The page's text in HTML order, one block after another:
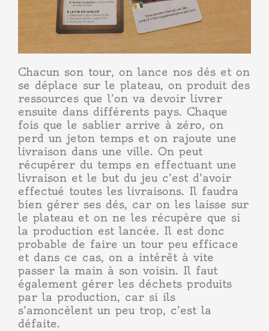
Chacun son tour, on lance nos dés et on
se déplace sur le plateau, on produit des
ressources que l’on va devoir livrer
ensuite dans différents pays. Chaque
fois que le sablier arrive à zéro, on
perd un jeton temps et on rajoute une
livraison dans une ville. On peut
récupérer du temps en effectuant une
livraison et le but du jeu c’est d’avoir
effectué toutes les livraisons. Il faudra
bien gérer ses dés, car on les laisse sur
le plateau et on ne les récupère que si
la production est lancée. Il est donc
probable de faire un tour peu efficace
et dans ce cas, on a intérêt à vite
passer la main à son voisin. Il faut
également gérer les déchets produits
par la production, car si ils
s’amoncèlent un peu trop, c’est la
défaite.